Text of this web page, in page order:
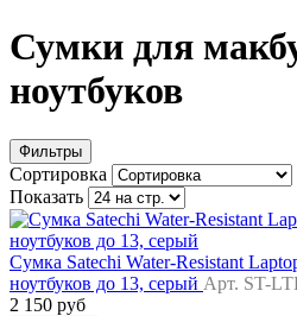
Сумки для
ноутбуков
Фильтры
Сортировка
Показать
Сумка Satechi Water-Resistant
ноутбуков до 13, серый Арт. ST-
2 150 руб